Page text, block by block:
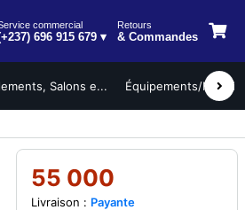
commercial
696 915 679 ▾
Retours
& Commandes
Salons e... Équipements/
55 000
Livraison : Payante